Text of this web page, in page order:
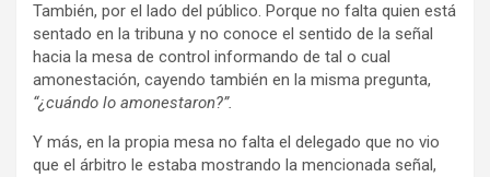
También, por el lado del público. Porque no falta quien está
sentado en la tribuna y no conoce el sentido de la señal
hacia la mesa de control informando de tal o cual
amonestación, cayendo también en la misma pregunta,
“¿cuándo lo amonestaron?”.
Y más, en la propia mesa no falta el delegado que no vio
que el árbitro le estaba mostrando la mencionada señal,